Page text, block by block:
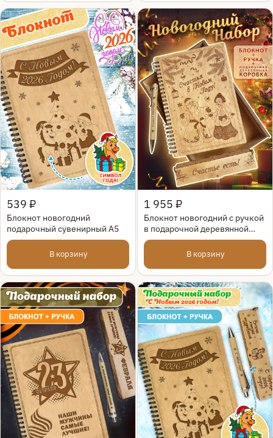
Быстрый просмотр
539 ₽
Блокнот новогодний
подарочный сувенирный А5
В корзину
Быстрый просмотр
1 955 ₽
Блокнот новогодний с ручкой
в подарочной деревянной
коробке
В корзину